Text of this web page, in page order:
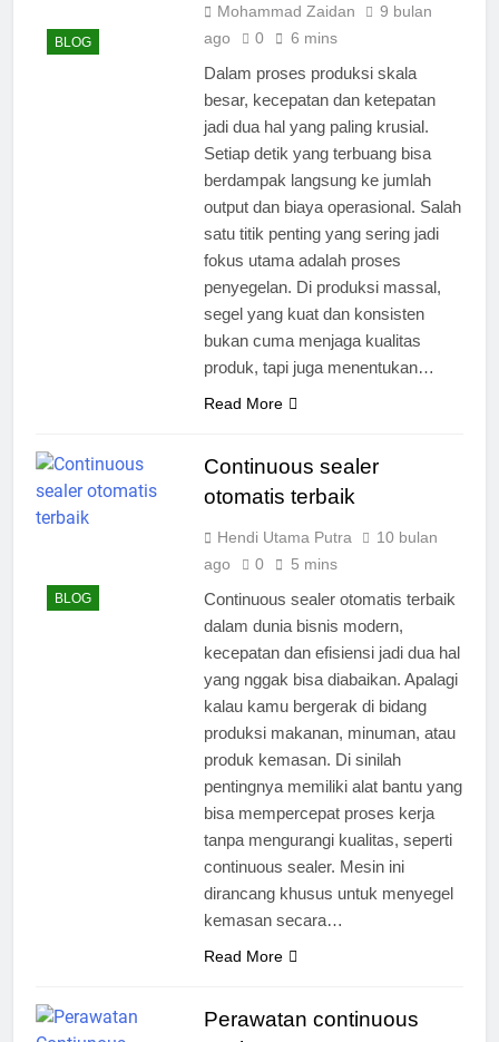
BLOG
Mohammad Zaidan
9 bulan
ago
0 6 mins
Dalam proses produksi skala
besar, kecepatan dan ketepatan
jadi dua hal yang paling krusial.
Setiap detik yang terbuang bisa
berdampak langsung ke jumlah
output dan biaya operasional. Salah
satu titik penting yang sering jadi
fokus utama adalah proses
penyegelan. Di produksi massal,
segel yang kuat dan konsisten
bukan cuma menjaga kualitas
produk, tapi juga menentukan…
Read More
BLOG
Continuous sealer
otomatis terbaik
Hendi Utama Putra
10 bulan
ago
0 5 mins
Continuous sealer otomatis terbaik
dalam dunia bisnis modern,
kecepatan dan efisiensi jadi dua hal
yang nggak bisa diabaikan. Apalagi
kalau kamu bergerak di bidang
produksi makanan, minuman, atau
produk kemasan. Di sinilah
pentingnya memiliki alat bantu yang
bisa mempercepat proses kerja
tanpa mengurangi kualitas, seperti
continuous sealer. Mesin ini
dirancang khusus untuk menyegel
kemasan secara…
Read More
Perawatan continuous